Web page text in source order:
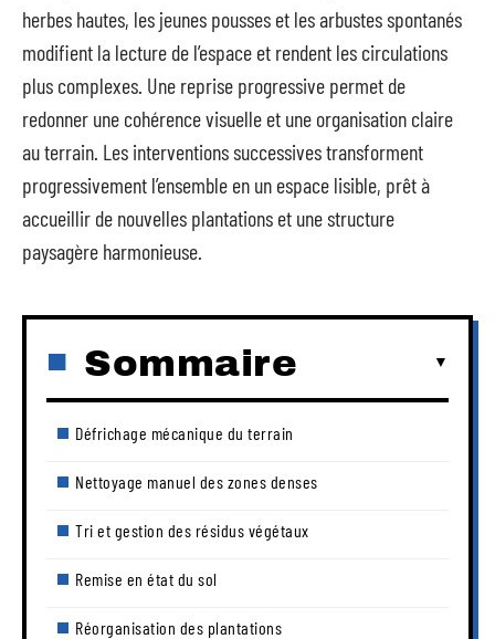
herbes hautes, les jeunes pousses et les arbustes spontanés
modifient la lecture de l’espace et rendent les circulations
plus complexes. Une reprise progressive permet de
redonner une cohérence visuelle et une organisation claire
au terrain. Les interventions successives transforment
progressivement l’ensemble en un espace lisible, prêt à
accueillir de nouvelles plantations et une structure
paysagère harmonieuse.
Sommaire
Défrichage mécanique du terrain
Nettoyage manuel des zones denses
Tri et gestion des résidus végétaux
Remise en état du sol
Réorganisation des plantations